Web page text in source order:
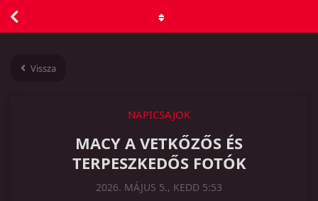
Vissza
NAPICSAJOK
MACY A VETKŐZŐS ÉS
TERPESZKEDŐS FOTÓK
2026. MÁJUS 5., KEDD 5:53